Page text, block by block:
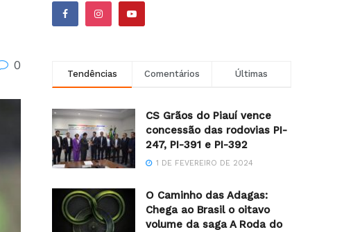
0
Tendências Comentários Últimas
CS Grãos do Piauí vence
concessão das rodovias PI-
247, PI-391 e PI-392
1 DE FEVEREIRO DE 2024
O Caminho das Adagas:
Chega ao Brasil o oitavo
volume da saga A Roda do